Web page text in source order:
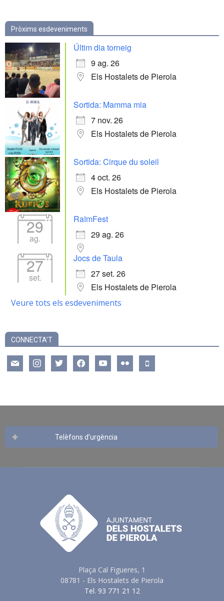
Pròxims esdeveniments
Últim dia torneig
9 ag. 26
Els Hostalets de Pierola
Sortida: Mamma mia
7 nov. 26
Els Hostalets de Pierola
Sortida: Cirque du soleil
4 oct. 26
Els Hostalets de Pierola
29
ag.
RaïmFest
29 ag. 26
27
set.
Jocs de Taula
27 set. 26
Els Hostalets de Pierola
Veure tots els esdeveniments
CONNECTA’T
mail instagramtwitter facebookyoutube flickr mobile
Telèfons d’urgència
Plaça Cal Figueres, 1
08781 - Els Hostalets de Pierola
Tel. 93 771 21 12